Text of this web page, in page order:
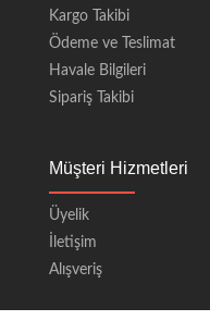
Kargo Takibi
Ödeme ve Teslimat
Havale Bilgileri
Sipariş Takibi
Müşteri Hizmetleri
Üyelik
İletişim
Alışveriş